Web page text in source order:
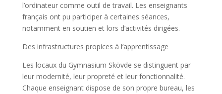
l’ordinateur comme outil de travail. Les enseignants
français ont pu participer à certaines séances,
notamment en soutien et lors d’activités dirigées.
Des infrastructures propices à l’apprentissage
Les locaux du Gymnasium Skövde se distinguent par
leur modernité, leur propreté et leur fonctionnalité.
Chaque enseignant dispose de son propre bureau, les